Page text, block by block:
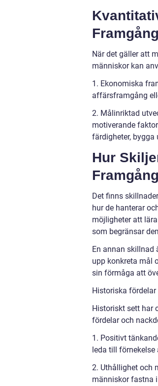
När det gäller att
människor kan
1. Ekonomiska
affärsframgång
2. Målinriktad
motiverande
färdigheter, bygga
Hur
Det finns
hur de hanterar
möjligheter att
som begränsar
En annan skillnad
upp konkreta mål
sin förmåga att
Historiska
Historiskt sett har
fördelar och
1. Positivt
leda till förnekelse
2. Uthållighet och
människor fastna